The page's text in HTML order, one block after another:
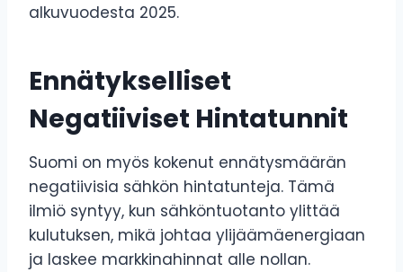
alkuvuodesta 2025.
Ennätykselliset
Negatiiviset Hintatunnit
Suomi on myös kokenut ennätysmäärän
negatiivisia sähkön hintatunteja. Tämä
ilmiö syntyy, kun sähköntuotanto ylittää
kulutuksen, mikä johtaa ylijäämäenergiaan
ja laskee markkinahinnat alle nollan.